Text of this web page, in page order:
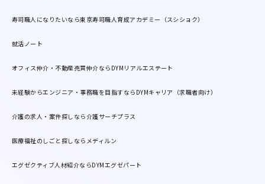
寿司職人になりたいなら東京寿司職人育成アカデミー（スシショク）
就活ノート
オフィス仲介・不動産売買仲介ならDYMリアルエステート
未経験からエンジニア・事務職を目指すならDYMキャリア（求職者向け）
介護の求人・案件探しなら介護サーチプラス
医療福祉のしごと探しならメディルン
エグゼクティブ人材紹介ならDYMエグゼパート